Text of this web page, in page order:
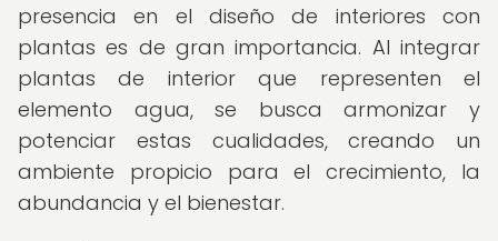
presencia en el diseño de interiores con
plantas es de gran importancia. Al integrar
plantas de interior que representen el
elemento agua, se busca armonizar y
potenciar estas cualidades, creando un
ambiente propicio para el crecimiento, la
abundancia y el bienestar.